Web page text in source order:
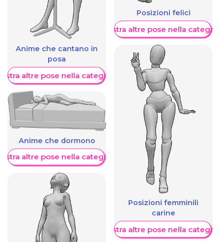
Anime che cantano in
posa
altre pose nella categoria
Anime che dormono
altre pose nella categoria
Posizioni felici
Mostra altre pose nella
Posizioni femminili
carine
Mostra altre pose nella